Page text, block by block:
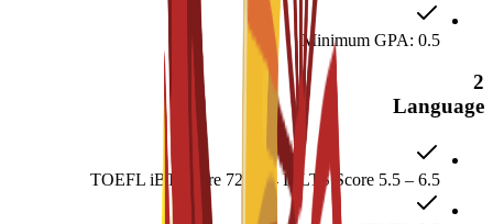
Minimum GPA: 0.5
2
Language
TOEFL iBT Score 72 – 94 IELTS Score 5.5 – 6.5